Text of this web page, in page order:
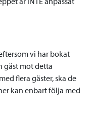
vi har bokat
gäst mot detta
flera gäster, ska de
kan enbart följa med